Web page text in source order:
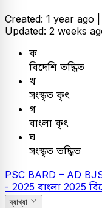
Created: 1 year ago |
Updated: 2 weeks
ক
বিদেশি তদ্ধিত
খ
সংস্কৃত কৃৎ
গ
বাংলা কৃৎ
ঘ
সংস্কৃত তদ্ধিত
PSC BARD – AD
- 2025 বাংলা 2025
ব্যাখ্যা